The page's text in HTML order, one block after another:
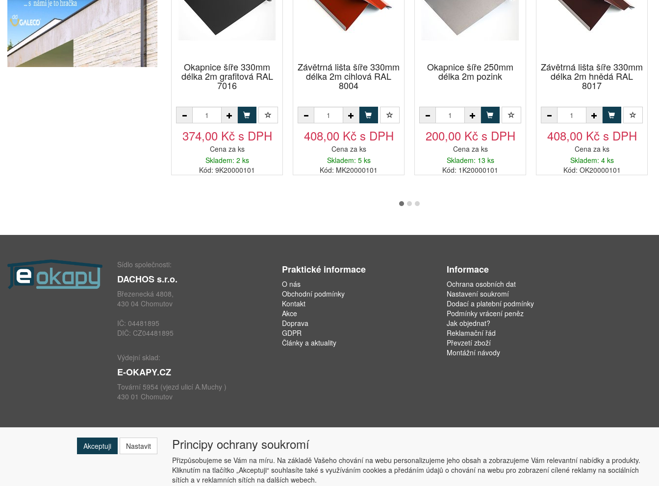
Okapnice šíře 330mm
délka 2m grafitová RAL
7016
374,00 Kč s DPH
Cena za ks
Skladem: 2 ks
Kód: 9K20000101
Závětrná lišta šíře 330mm
délka 2m cihlová RAL
8004
408,00 Kč s DPH
Cena za ks
Skladem: 5 ks
Kód: MK20000101
Okapnice šíře 250mm
délka 2m pozink
200,00 Kč s DPH
Cena za ks
Skladem: 13 ks
Kód: 1K20000101
Závětrná lišta šíře 330mm
délka 2m hnědá RAL
8017
408,00 Kč s DPH
Cena za ks
Skladem: 4 ks
Kód: OK20000101
Sídlo společnosti:
DACHOS s.r.o.
Březenecká 4808,
430 04 Chomutov
IČ: 04481895
DIČ: CZ04481895
Výdejní sklad:
E-OKAPY.CZ
Tovární 5954 (vjezd ulicí A.Muchy )
430 01 Chomutov
telefon: +420 724 693 604
e-mail:info@e-okapy.cz
Praktické informace
O nás
Obchodní podmínky
Kontakt
Akce
Doprava
GDPR
Články a aktuality
Informace
Ochrana osobních dat
Nastavení soukromí
Dodací a platební podmínky
Podmínky vrácení peněz
Jak objednat?
Reklamační řád
Převzetí zboží
Montážní návody
Copyright © ABRA Software a.s. 2019
Akceptuji Nastavit Principy ochrany soukromí
Přizpůsobujeme se Vám na míru. Na základě Vašeho chování na webu personalizujeme jeho obsah a zobrazujeme Vám relevantní nabídky a produkty.
Kliknutím na tlačítko „Akceptuji“ souhlasíte také s využíváním cookies a předáním údajů o chování na webu pro zobrazení cílené reklamy na sociálních
sítích a v reklamních sítích na dalších webech.